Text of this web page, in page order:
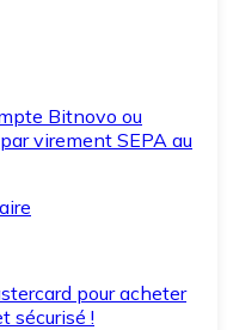
Bitnovo ou
virement SEPA au
pour acheter
sécurisé !